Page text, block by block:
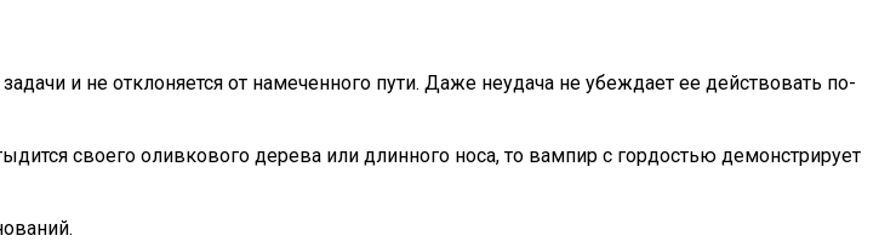
и не отклоняется от намеченного пути. Даже неудача не убеждает ее действовать по-
своего оливкового дерева или длинного носа, то вампир с гордостью демонстрирует